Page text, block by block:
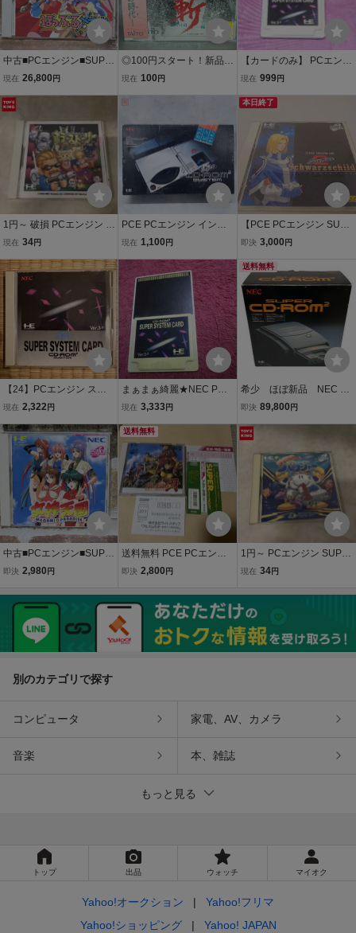
中古■PCエンジン■SUPE
R CD-ROM2■ぽっぷるメ
D4011■NEC■HE system■
asy Adventure
現在 26,800 円
◎100円スタート！新品未
開封品 PCエンジン CD-
～ TAITO
現在 100 円
【カードのみ】 PCエンジ
ン スーパーシステムカー
YSTEM CARD CD-ROM2
現在 999円
1円～ 破損 PCエンジン S
UPER CD-ROM ホラース
現在 34円
PCE PCエンジン インタ
ーフェースユニット IFU-3
M CDR-30A 本体 箱説付
ジャンク【40
現在 1,100 円
本日終了
【PCE PCエンジン SUPE
R CD-ROM2】スーパーシ
堂スタジオ/帯付き/
即決 3,000 円
【24】PCエンジン スー
パーシステムカード Ver.3.
CARD CD-ROM2 ケース
取扱説明書 ハガキ付き
現在 2,322 円
まぁまぁ綺麗★NEC PC
エンジン CD-ROM2 Hu c
RD Ver.3.0 スーパーシス
テムカード★P
現在 3,333 円
送料無料
希少 ほぼ新品 NEC P
Cエンジン SUPER CD-R
即決 89,800 円
中古■PCエンジン■SUPE
R CD-ROM2■女神天国
4008■NEC■HE system■P
C Engine■MEGAMI PARA
DISE
即決 2,980 円
送料無料
送料無料 PCE PCエンジ
ン アルナムの牙 獣族十二
C ENGINE HE SYSTEM S
CD SUPER CD-ROM2 Fa
ng of Alnam
即決 2,800 円
1円～ PCエンジン SUPE
R CD-ROM スーパー すん
ーパロジャー
現在 34円
別のカテゴリで探す
コンピュータ 家電、AV、カメラ
音楽 本、雑誌
もっと見る
トップ 出品 ウォッチ マイオク
Yahoo!オークション
Yahoo!フリマ
Yahoo!ショッピング
Yahoo! JAPAN